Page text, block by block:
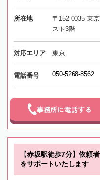
所在地
〒152-0035 東
スト3階
対応エリア 東京
電話番号 050-5268-8562
事務所に電話する
【赤坂駅徒歩7分】依頼
をサポートいたします